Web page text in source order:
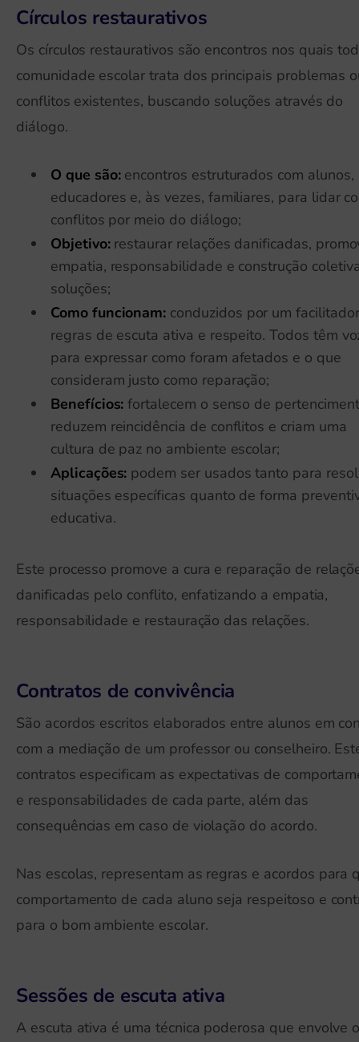
Círculos restaurativos
Os círculos restaurativos são encontros nos quais
comunidade escolar trata dos principais problemas
conflitos existentes, buscando soluções através do
diálogo.
O que são:encontros estruturados com alunos,
educadores e, às vezes, familiares, para lidar
conflitos por meio do diálogo;
Objetivo:restaurar relações danificadas,
empatia, responsabilidade e construção
soluções;
Como funcionam: conduzidos por um
regras de escuta ativa e respeito. Todos têm
para expressar como foram afetados e o que
consideram justo como reparação;
Benefícios: fortalecem o senso de
reduzem reincidência de conflitos e criam uma
cultura de paz no ambiente escolar;
Aplicações: podem ser usados tanto para
situações específicas quanto de forma
educativa.
Este processo promove a cura e reparação de
danificadas pelo conflito, enfatizando a empatia,
responsabilidade e restauração das relações.
Contratos de convivência
São acordos escritos elaborados entre alunos em
com a mediação de um professor ou conselheiro.
contratos especificam as expectativas de
e responsabilidades de cada parte, além das
consequências em caso de violação do acordo.
Nas escolas, representam as regras e acordos para
comportamento de cada aluno seja respeitoso e
para o bom ambiente escolar.
Sessões de escuta ativa
A escuta ativa é uma técnica poderosa que envolve